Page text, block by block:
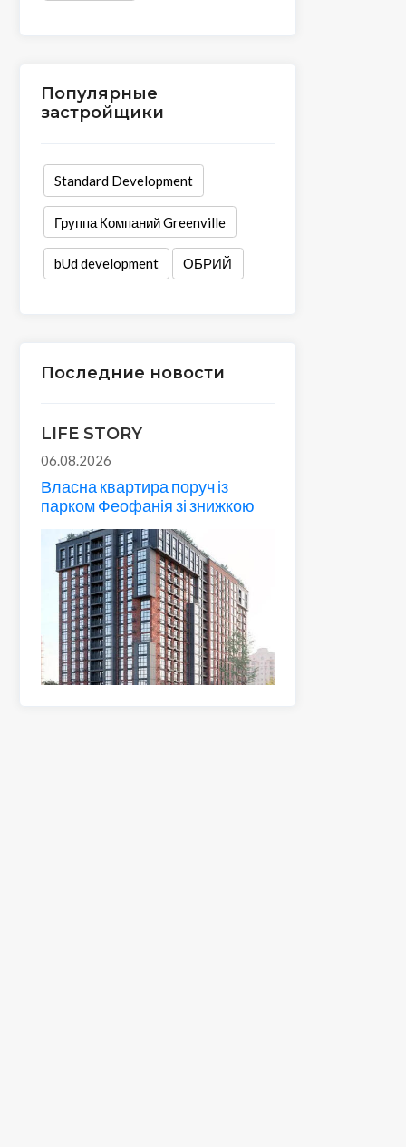
Популярные
застройщики
Standard Development
Группа Компаний Greenville
bUd development ОБРИЙ
Последние новости
LIFE STORY
06.08.2026
Власна квартира поруч із
парком Феофанія зі знижкою